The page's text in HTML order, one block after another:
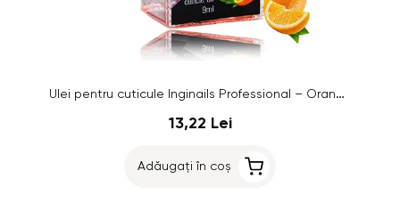
Ulei pentru cuticule Inginails Professional – Orange, 9ml
13,22 Lei
Adăugați în coș